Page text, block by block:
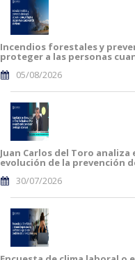
Incendios forestales y
proteger a las personas
05/08/2026
Juan Carlos del Toro analiza
evolución de la prevención
30/07/2026